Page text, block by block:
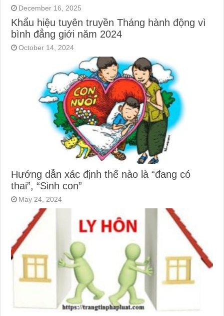
December 16, 2025
Khẩu hiệu tuyên truyền Tháng hành động vì
bình đẳng giới năm 2024
October 14, 2024
Hướng dẫn xác định thế nào là “đang có
thai”, “Sinh con”
May 24, 2024